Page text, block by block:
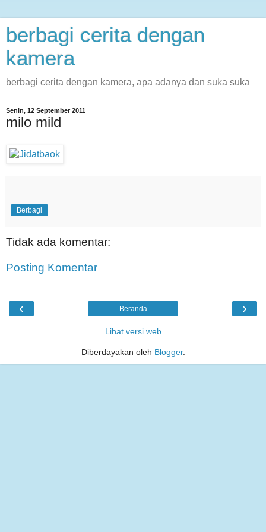
berbagi cerita dengan
kamera
berbagi cerita dengan kamera, apa adanya dan suka suka
Senin, 12 September 2011
milo mild
Berbagi
Tidak ada komentar:
Posting Komentar
‹ ›
Beranda
Lihat versi web
Diberdayakan oleh Blogger.